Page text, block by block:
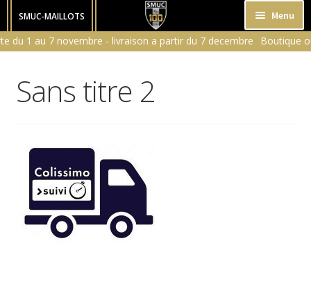
la
contenu
SMUC-MAILLOTS Menu
HOMME
ENFANT
du 1 au 7 novembre - livraison a partir du 7 decembre
Sans titre 2